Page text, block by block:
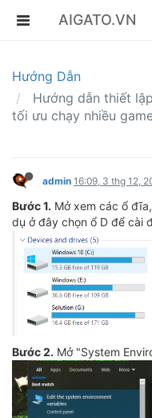
AIGATO.VN
Hướng Dẫn
Hướng dẫn thiết
tối ưu chạy nhiều
admin 16:09, 3 thg 12,
Bước 1. Mở xem các ổ
dụ ở đây chọn ổ D để cài
Bước 2. Mở "System